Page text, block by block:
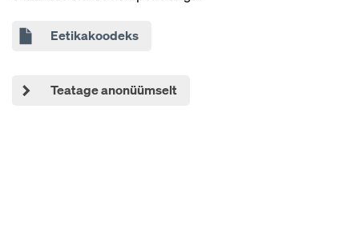
Eetikakoodeks
Teatage anonüümselt